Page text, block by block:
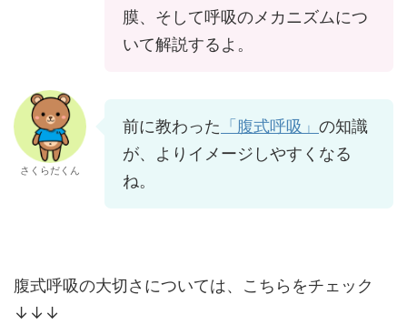
膜、そして呼吸のメカニズムにつ
いて解説するよ。
さくらだくん
前に教わった 「腹式呼吸」 の知識
が、よりイメージしやすくなる
ね。
腹式呼吸の大切さについては、こちらをチェック
↓↓↓